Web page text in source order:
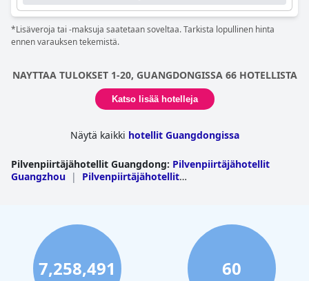
*Lisäveroja tai -maksuja saatetaan soveltaa. Tarkista lopullinen hinta
ennen varauksen tekemistä.
NAYTTAA TULOKSET 1-20, GUANGDONGISSA 66 HOTELLISTA
Katso lisää hotelleja
Näytä kaikki hotellit Guangdongissa
Pilvenpiirtäjähotellit Guangdong: Pilvenpiirtäjähotellit
Guangzhou |
Pilvenpiirtäjähotellit
| Pilvenpiirtäjähotellit Zhongshan
7,258,491 60